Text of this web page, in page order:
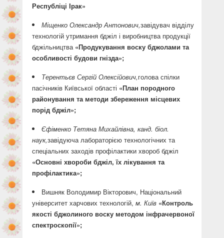
Республіці Ірак»
Міщенко Олександр Антонович,завідувач відділу
технологій утримання бджіл і виробництва продукції
бджільництва «Продукування воску бджолами та
особливості будови гнізда»;
Терентьєв Сергій Олексійович,голова спілки
пасічників Київської області «План породного
районування та методи збереження місцевих
порід бджіл»;
Єфіменко Тетяна Михайлівна, канд. біол.
наук,завідуюча лабораторією технологічних та
спеціальних заходів профілактики хвороб бджіл
«Основні хвороби бджіл, їх лікування та
профілактика»;
Вишняк Володимир Вікторович, Національний
університет харчових технологій, м. Київ «Контроль
якості бджолиного воску методом інфрачервоної
спектроскопії»;